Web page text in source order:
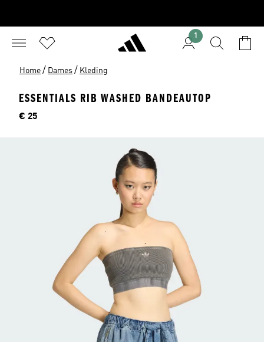
1
Home / Dames / Kleding
ESSENTIALS RIB WASHED BANDEAUTOP
Price
€ 25